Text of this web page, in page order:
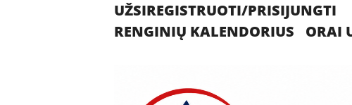
UŽSIREGISTRUOTI/PRISIJUNGTI
RENGINIŲ KALENDORIUS
ORAI